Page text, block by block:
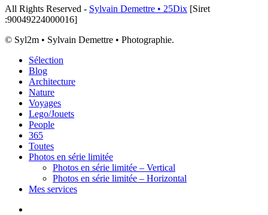
All Rights Reserved - Sylvain Demettre • 25Dix [Siret
:90049224000016]
© Syl2m • Sylvain Demettre • Photographie.
Close
Menu
Sélection
Blog
Architecture
Nature
Voyages
Lego/Jouets
People
365
Toutes
Photos en série limitée
Photos en série limitée – Vertical
Photos en série limitée – Horizontal
Mes services